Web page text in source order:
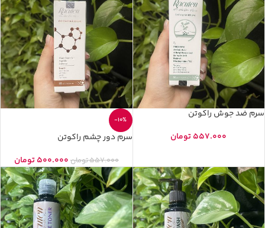
سرم ضد جوش راکوتن
557.000تومان
-10%
سرم دور چشم راکوتن
557.000تومان 500.000تومان